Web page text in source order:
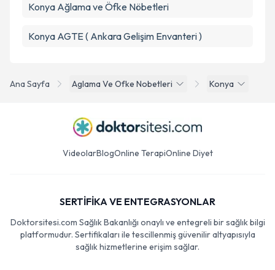
Ana Sayfa Aglama Ve Ofke Nobetleri Konya
Konya Ağlama ve Öfke Nöbetleri
Konya AGTE ( Ankara Gelişim Envanteri )
VideolarBlogOnline TerapiOnline Diyet
SERTİFİKA VE ENTEGRASYONLAR
Doktorsitesi.com Sağlık Bakanlığı onaylı ve entegreli bir sağlık bilgi
platformudur. Sertifikaları ile tescillenmiş güvenilir altyapısıyla
sağlık hizmetlerine erişim sağlar.